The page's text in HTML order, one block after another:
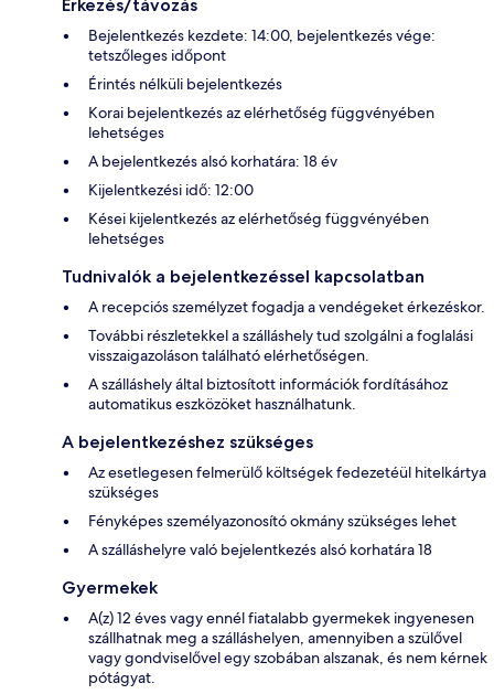
Érkezés/távozás
Bejelentkezés kezdete: 14:00, bejelentkezés vége:
tetszőleges időpont
Érintés nélküli bejelentkezés
Korai bejelentkezés az elérhetőség függvényében
lehetséges
A bejelentkezés alsó korhatára: 18 év
Kijelentkezési idő: 12:00
Kései kijelentkezés az elérhetőség függvényében
lehetséges
Tudnivalók a bejelentkezéssel kapcsolatban
A recepciós személyzet fogadja a vendégeket érkezéskor.
További részletekkel a szálláshely tud szolgálni a foglalási
visszaigazoláson található elérhetőségen.
A szálláshely által biztosított információk fordításához
automatikus eszközöket használhatunk.
A bejelentkezéshez szükséges
Az esetlegesen felmerülő költségek fedezetéül hitelkártya
szükséges
Fényképes személyazonosító okmány szükséges lehet
A szálláshelyre való bejelentkezés alsó korhatára 18
Gyermekek
A(z) 12 éves vagy ennél fiatalabb gyermekek ingyenesen
szállhatnak meg a szálláshelyen, amennyiben a szülővel
vagy gondviselővel egy szobában alszanak, és nem kérnek
pótágyat.